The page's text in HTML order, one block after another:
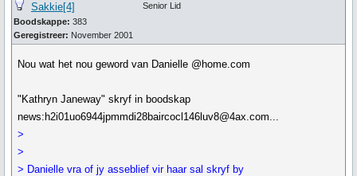
Sakkie[4]
Boodskappe: 383
Geregistreer: November 2001
Senior Lid
Nou wat het nou geword van Danielle @home.com
"Kathryn Janeway" skryf in boodskap
news:h2i01uo6944jpmmdi28baircocl146luv8@4ax.com...
>
>
> Danielle vra of jy asseblief vir haar sal skryf by